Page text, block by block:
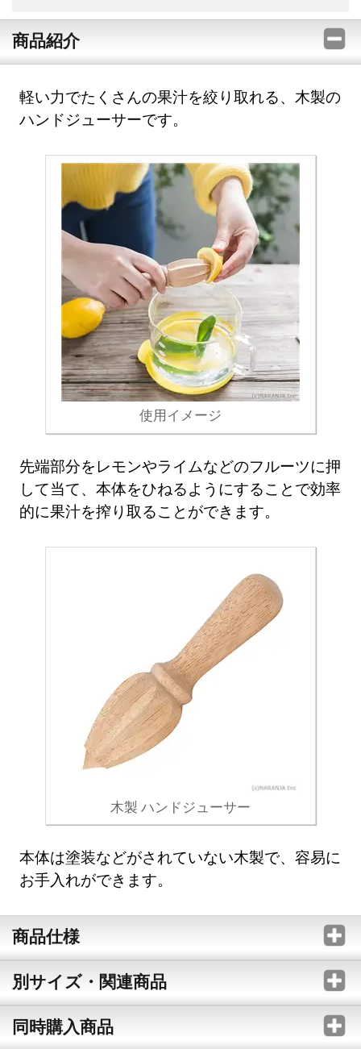
商品紹介
軽い力でたくさんの果汁を絞り取れる、木製の
ハンドジューサーです。
使用イメージ
先端部分をレモンやライムなどのフルーツに押
して当て、本体をひねるようにすることで効率
的に果汁を搾り取ることができます。
木製 ハンドジューサー
本体は塗装などがされていない木製で、容易に
お手入れができます。
商品仕様
別サイズ・関連商品
同時購入商品